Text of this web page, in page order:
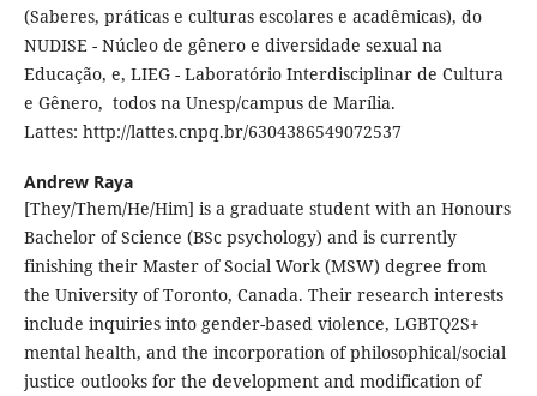
(Saberes, práticas e culturas escolares e acadêmicas), do
NUDISE - Núcleo de gênero e diversidade sexual na
Educação, e, LIEG - Laboratório Interdisciplinar de Cultura
e Gênero, todos na Unesp/campus de Marília.
Lattes: http://lattes.cnpq.br/6304386549072537
Andrew Raya
[They/Them/He/Him] is a graduate student with an Honours
Bachelor of Science (BSc psychology) and is currently
finishing their Master of Social Work (MSW) degree from
the University of Toronto, Canada. Their research interests
include inquiries into gender-based violence, LGBTQ2S+
mental health, and the incorporation of philosophical/social
justice outlooks for the development and modification of